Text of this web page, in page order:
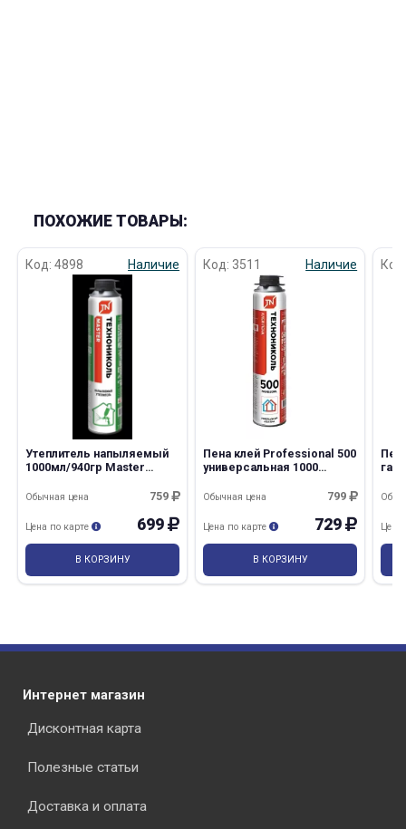
ПОХОЖИЕ ТОВАРЫ:
Код: 4898 Наличие
Утеплитель напыляемый
1000мл/940гр Master
759
Обычная цена
699
Цена по карте
В КОРЗИНУ
Код: 3511 Наличие
Пена клей Professional 500
универсальная 1000
799
Обычная цена
729
Цена по карте
В КОРЗИНУ
Цена
Интернет магазин
Дисконтная карта
Полезные статьи
Доставка и оплата